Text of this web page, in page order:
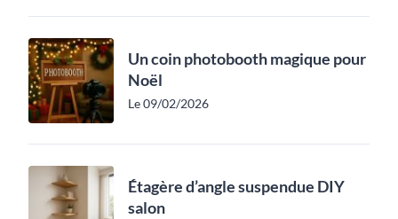
Un coin photobooth magique pour
Noël
Le 09/02/2026
Étagère d’angle suspendue DIY
salon